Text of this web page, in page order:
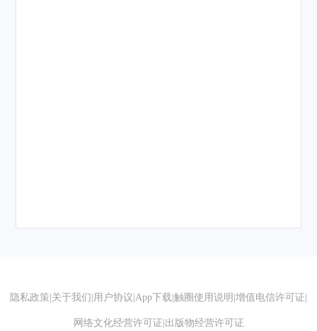
隐私政策 关于我们 用户协议 App下载 触圈使用说明 增值电信许可证
网络文化经营许可证 出版物经营许可证